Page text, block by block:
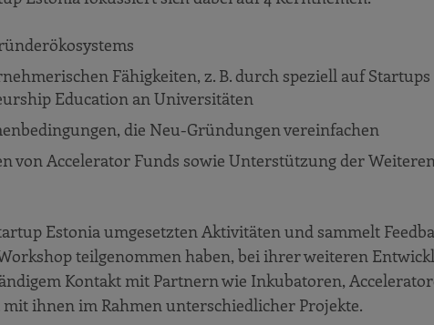
Fähigkeiten, z. B. durch speziell auf
Education an Universitäten
die Neu-Gründungen vereinfachen
von Accelerator Funds sowie Unterstützung der
Estonia umgesetzten Aktivitäten und sammelt
teilgenommen haben, bei ihrer weiteren
Kontakt mit Partnern wie Inkubatoren,
ihnen im Rahmen unterschiedlicher Projekte.